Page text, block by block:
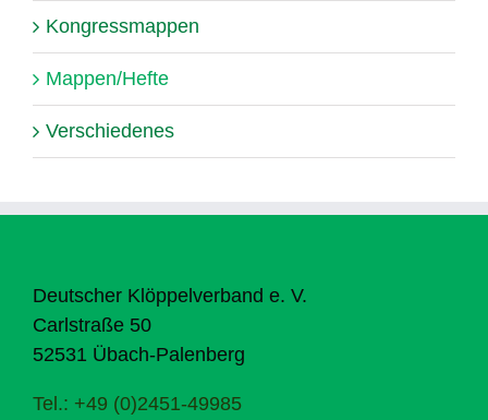
Kongressmappen
Mappen/Hefte
Verschiedenes
Deutscher Klöppelverband e. V.
Carlstraße 50
52531 Übach-Palenberg
Tel.: +49 (0)2451-49985